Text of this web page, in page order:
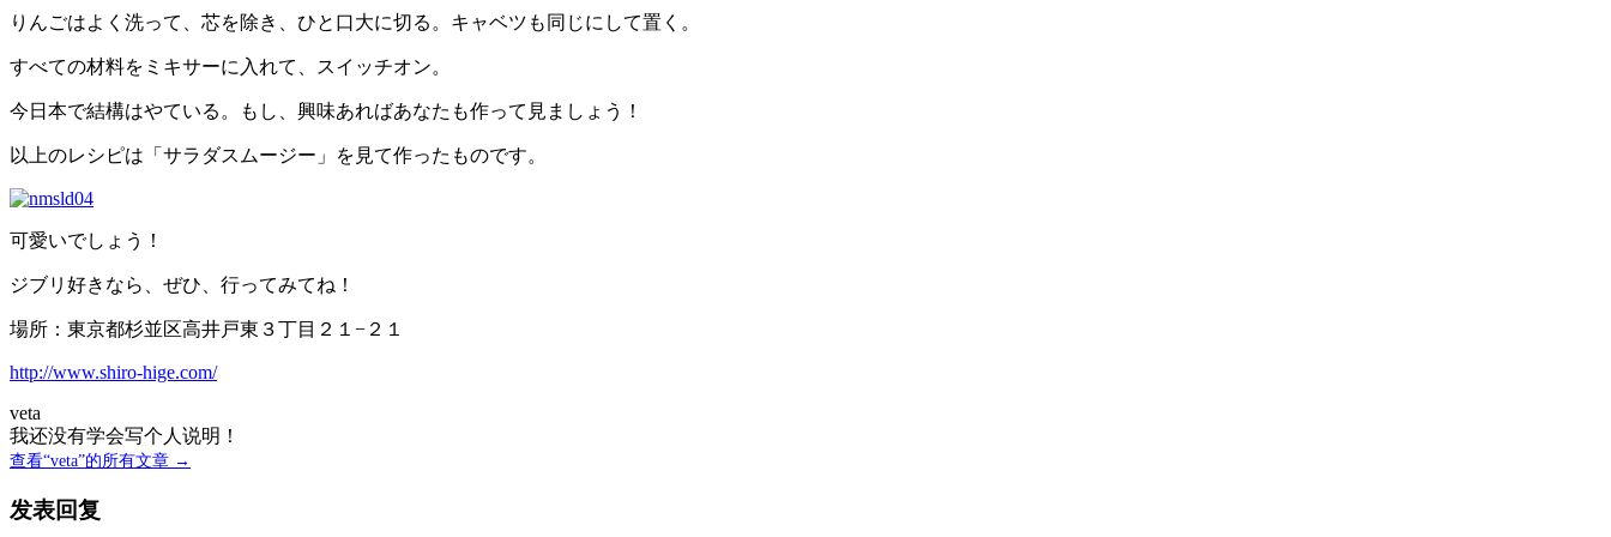
りんごはよく洗って、芯を除き、ひと口大に切る。キャベツも同じにして置く。
すべての材料をミキサーに入れて、スイッチオン。
今日本で結構はやている。もし、興味あればあなたも作って見ましょう！
以上のレシピは「サラダスムージー」を見て作ったものです。
可愛いでしょう！
ジブリ好きなら、ぜひ、行ってみてね！
場所：東京都杉並区高井戸東３丁目２１−２１
http://www.shiro-hige.com/
veta
我还没有学会写个人说明！
查看“veta”的所有文章 →
发表回复